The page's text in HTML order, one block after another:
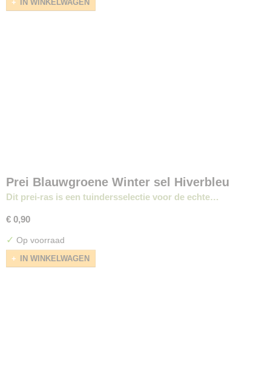
IN WINKELWAGEN
Prei Blauwgroene Winter sel Hiverbleu
Dit prei-ras is een tuindersselectie voor de echte…
€ 0,90
✓ Op voorraad
IN WINKELWAGEN